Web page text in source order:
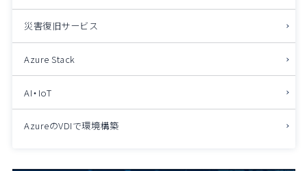
災害復旧サービス
Azure Stack
AI・IoT
AzureのVDIで環境構築